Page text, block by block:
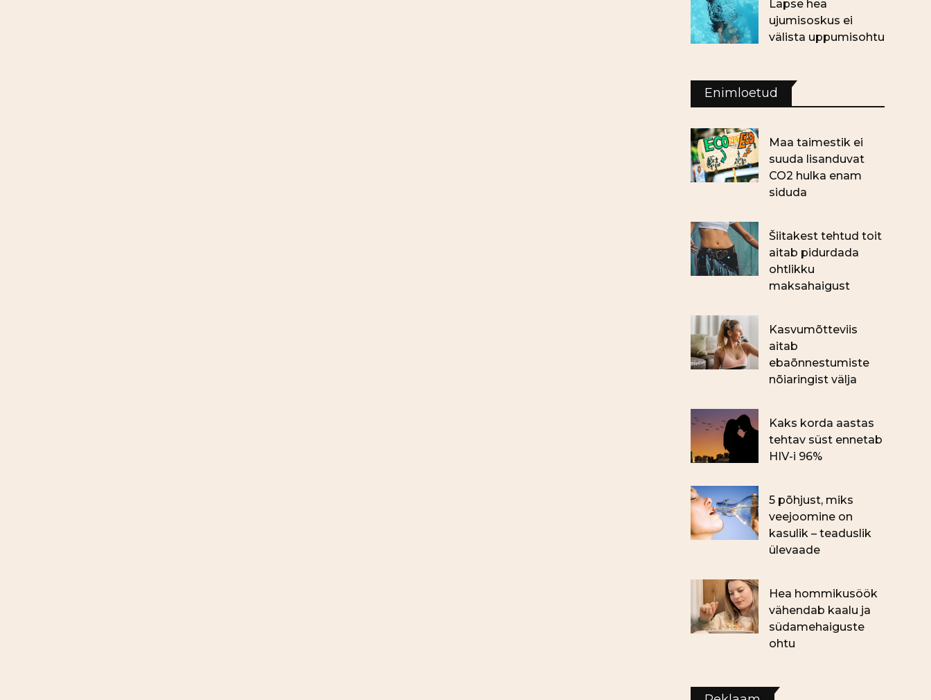
Lapse hea
ujumisoskus ei
välista uppumisohtu
Enimloetud
Maa taimestik ei
suuda lisanduvat
CO2 hulka enam
siduda
Šiitakest tehtud toit
aitab pidurdada
ohtlikku
maksahaigust
Kasvumõtteviis
aitab
ebaõnnestumiste
nõiaringist välja
Kaks korda aastas
tehtav süst ennetab
HIV-i 96%
5 põhjust, miks
veejoomine on
kasulik – teaduslik
ülevaade
Hea hommikusöök
vähendab kaalu ja
südamehaiguste
ohtu